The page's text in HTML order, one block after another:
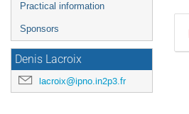
Practical information
Sponsors
Denis Lacroix
lacroix@ipno.in2p3.fr